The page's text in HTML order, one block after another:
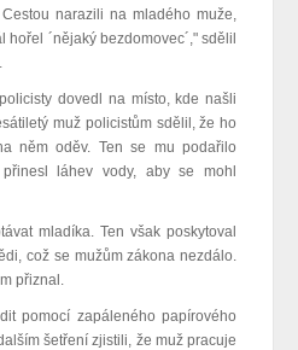
narazili na mladého muže,
´nějaký bezdomovec´," sdělil
dovedl na místo, kde našli
muž policistům sdělil, že ho
něm oděv. Ten se mu podařilo
láhev vody, aby se mohl
mladíka. Ten však poskytoval
což se mužům zákona nezdálo.
přiznal.
pomocí zapáleného papírového
šetření zjistili, že muž pracuje